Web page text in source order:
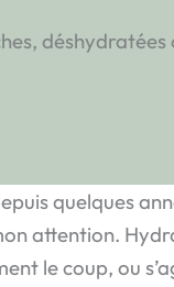
déshydratées
quelques
attention.
le coup, ou